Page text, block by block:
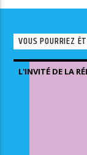
VOUS POURRIEZ
L'INVITÉ DE LA